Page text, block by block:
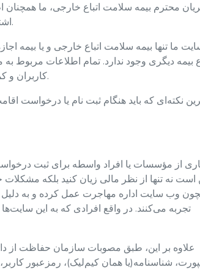
محترم بیمه سلامت اتباع خارجی، ما
اشتراک می‌گذاریم تا زندگی مهمانان خارجی حاضر در ترکیه را آسانتر کنیم.
ما تنها بیمه سلامت اتباع خارجی و یا بیمه
بیمه‌‌ دیگری وجود ندارد. تمام اطلاعات مربوط
کاربران و کمک به بیمه‌شدگانمان به صورت کاملاً رایگان به اشتراک گذاشته می‌شود.
نکته‌ای که باید هنگام ثبت نام یا درخواست
از مؤسسات یا افراد واسطه برای ثبت
نه تنها از نظر مالی زیان کنید بلکه
وب سایت اداره مهاجرت عمل کرده و به دلیل
تجربه می‌کنند. در واقع افرادی که به این
علاوه بر این، طبق مصوبات سازمان حفاظت
شناسنامه(یا همان کیم‌لیک)، رمزعبور